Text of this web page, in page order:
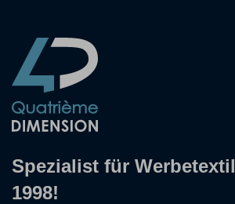
Spezialist für
1998!